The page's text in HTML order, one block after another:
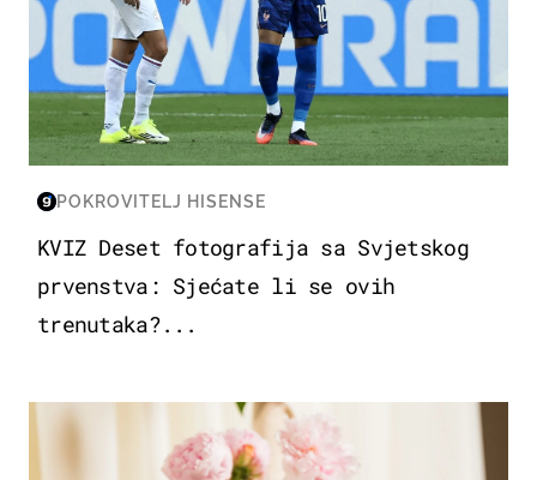
POKROVITELJ HISENSE
KVIZ Deset fotografija sa Svjetskog
prvenstva: Sjećate li se ovih
trenutaka?...
MODA & LJEPOTA